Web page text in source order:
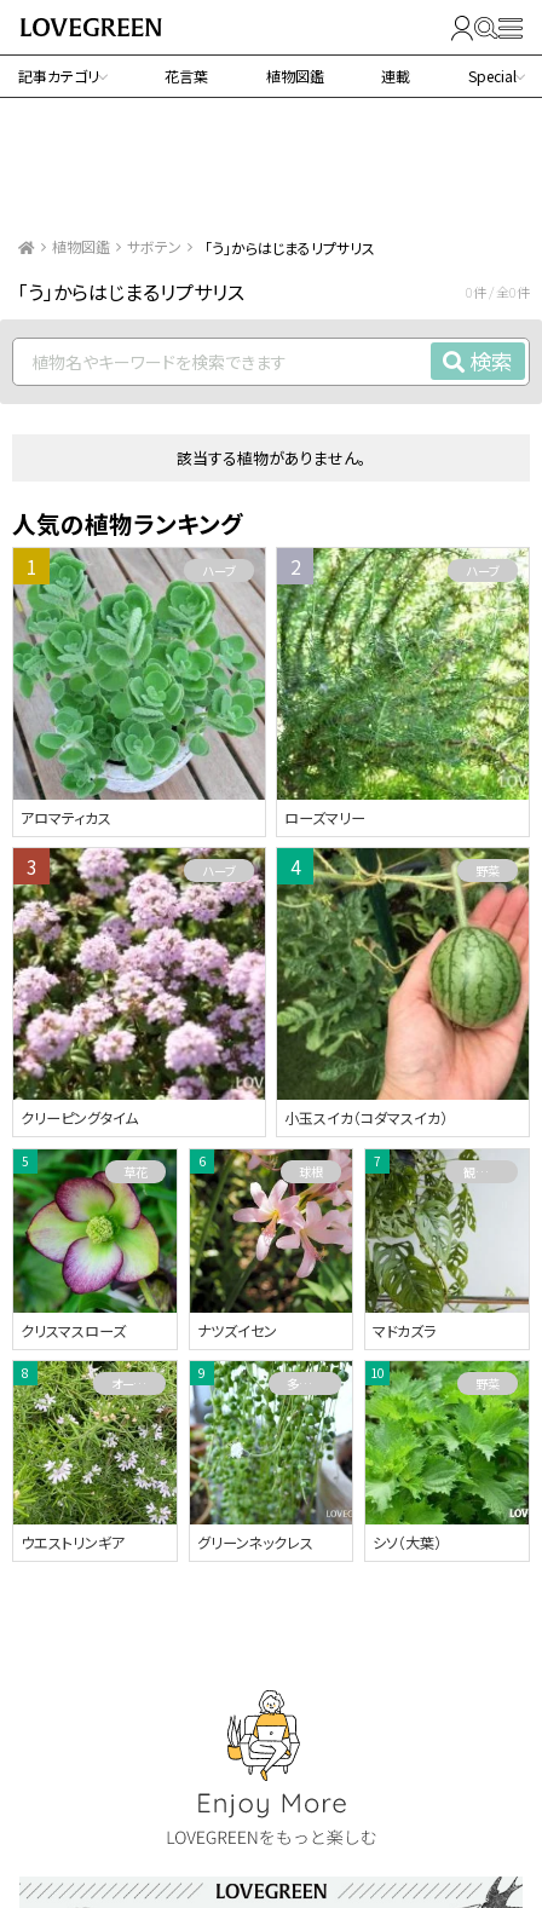
記事カテゴリ 花言葉 植物図鑑 連載 Special
植物図鑑 サボテン 「う」からはじまるリプサリス
「う」からはじまるリプサリス 0件 / 全0件
検索
該当する植物がありません。
人気の植物ランキング
アロマティカス
ハーブ
ローズマリー
ハーブ
クリーピングタイム
ハーブ
小玉スイカ（コダマスイカ）
野菜
クリスマスローズ
草花
ナツズイセン
球根
マドカズラ
観葉植物
ウエストリンギア
オーストラリアプランツ
グリーンネックレス
多肉植物
シソ（大葉）
野菜